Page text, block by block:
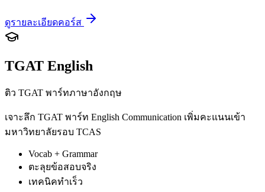
ดูรายละเอียดคอร์ส
TGAT English
ติว TGAT พาร์ทภาษาอังกฤษ
เจาะลึก TGAT พาร์ท English Communication เพิ่มคะแนนเข้า
มหาวิทยาลัยรอบ TCAS
Vocab + Grammar
ตะลุยข้อสอบจริง
เทคนิคทำเร็ว